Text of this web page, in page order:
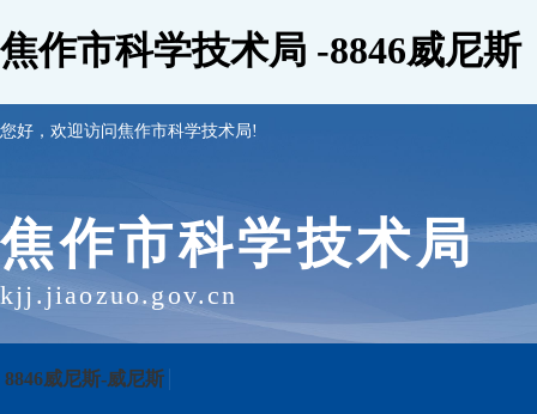
焦作市科学技术局 -8846威尼斯
您好，欢迎访问焦作市科学技术局!
焦作市科学技术局
kjj.jiaozuo.gov.cn
8846威尼斯-威尼斯